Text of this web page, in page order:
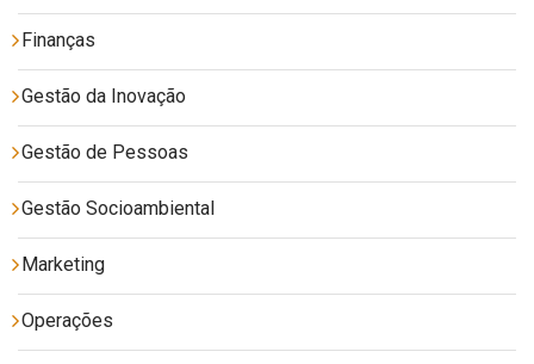
Finanças
Gestão da Inovação
Gestão de Pessoas
Gestão Socioambiental
Marketing
Operações